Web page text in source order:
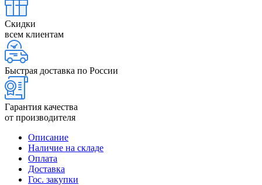
Скидки
всем клиентам
Быстрая доставка по России
Гарантия качества
от производителя
Описание
Наличие на складе
Оплата
Доставка
Гос. закупки